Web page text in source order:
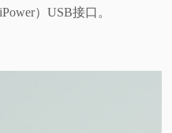
）USB接口。